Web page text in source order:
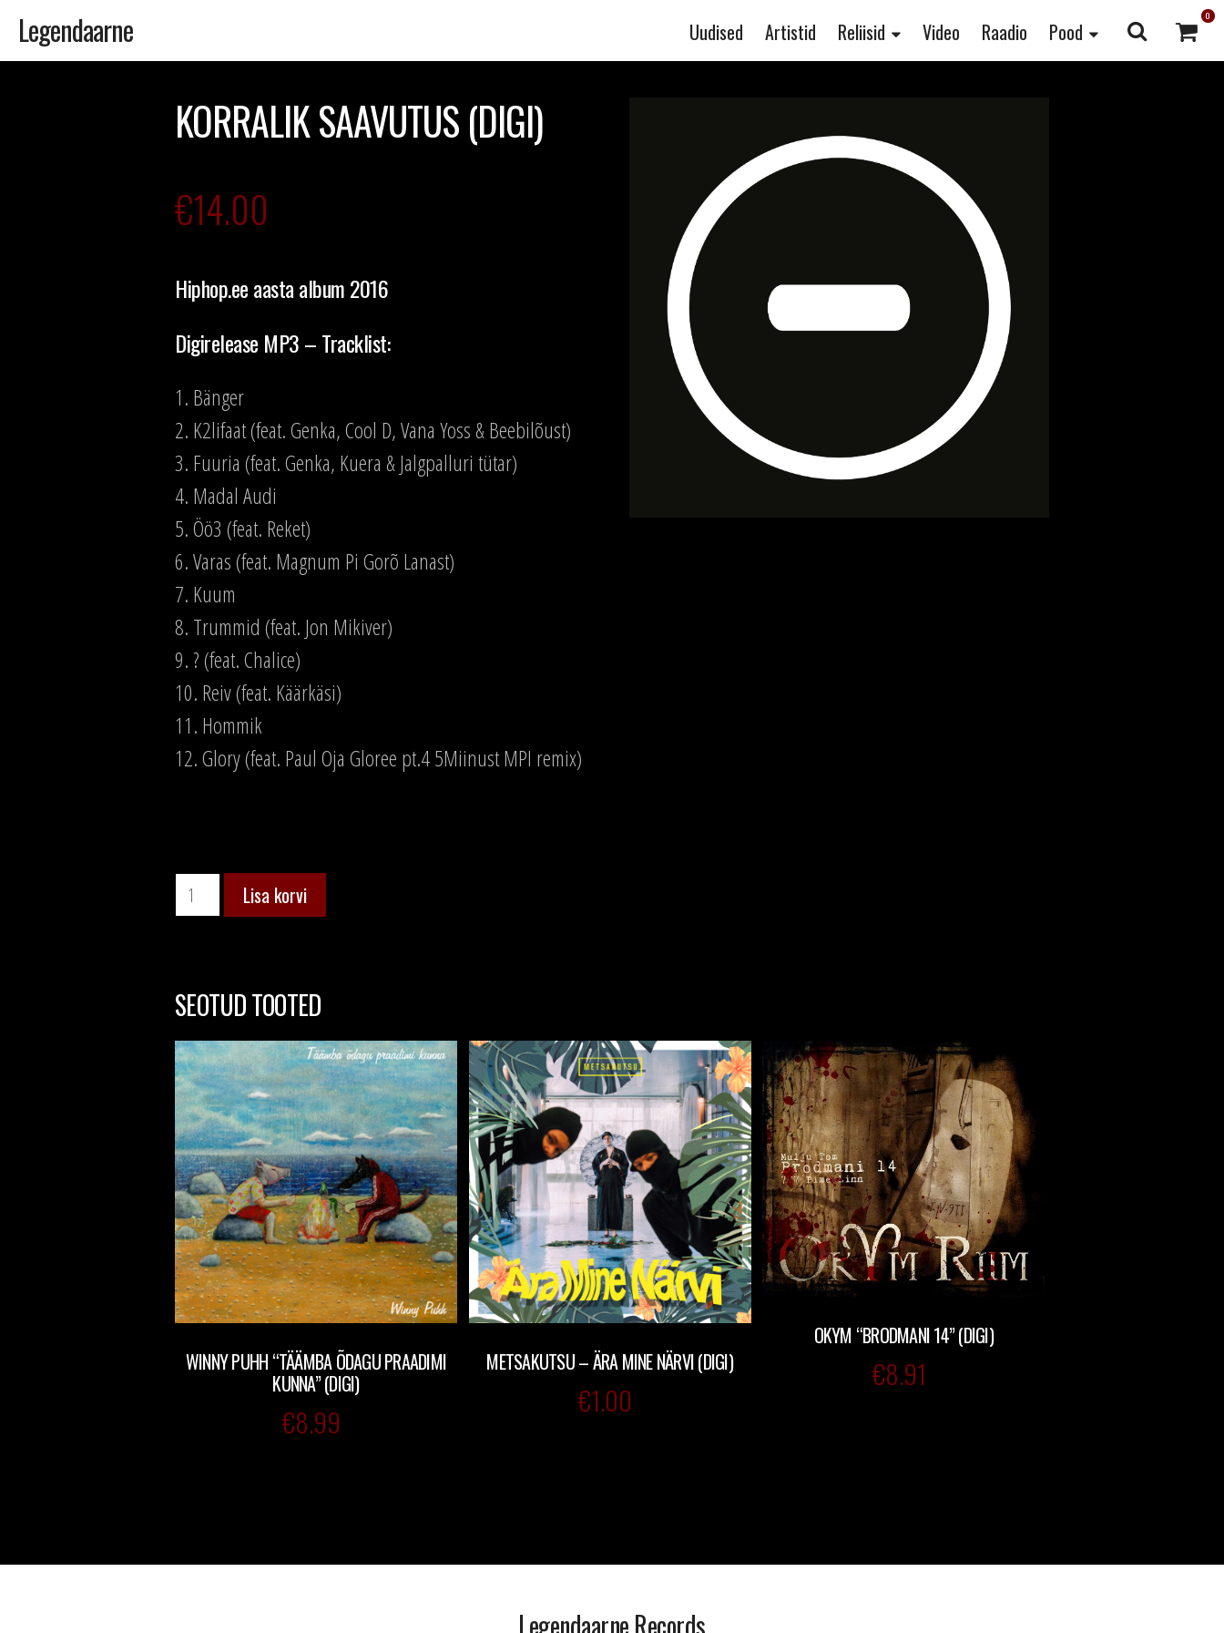
Uudised Artistid Reliisid Video Raadio Pood
0
Legendaarne
KORRALIK SAAVUTUS (DIGI)
€14.00
Hiphop.ee aasta album 2016
Digirelease MP3 – Tracklist:
1. Bänger
2. K2lifaat (feat. Genka, Cool D, Vana Yoss & Beebilõust)
3. Fuuria (feat. Genka, Kuera & Jalgpalluri tütar)
4. Madal Audi
5. Öö3 (feat. Reket)
6. Varas (feat. Magnum Pi Gorõ Lanast)
7. Kuum
8. Trummid (feat. Jon Mikiver)
9. ? (feat. Chalice)
10. Reiv (feat. Käärkäsi)
11. Hommik
12. Glory (feat. Paul Oja Gloree pt.4 5Miinust MPI remix)
Kogus Lisa korvi
SEOTUD TOOTED
WINNY PUHH “TÄÄMBA ÕDAGU PRAADIMI
KUNNA” (DIGI)
€8.99
METSAKUTSU – ÄRA MINE NÄRVI (DIGI)
€1.00
OKYM “BRODMANI 14” (DIGI)
€8.91
Legendaarne Records